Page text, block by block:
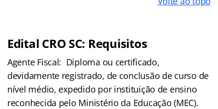
Edital CRO SC: Requisitos
Agente Fiscal: Diploma ou certificado,
devidamente registrado, de conclusão de curso de
nível médio, expedido por instituição de ensino
reconhecida pelo Ministério da Educação (MEC).